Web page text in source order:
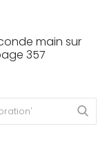
main sur
357